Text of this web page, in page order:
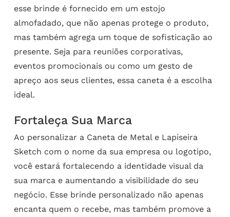
esse brinde é fornecido em um estojo
almofadado, que não apenas protege o produto,
mas também agrega um toque de sofisticação ao
presente. Seja para reuniões corporativas,
eventos promocionais ou como um gesto de
apreço aos seus clientes, essa caneta é a escolha
ideal.
Fortaleça Sua Marca
Ao personalizar a Caneta de Metal e Lapiseira
Sketch com o nome da sua empresa ou logotipo,
você estará fortalecendo a identidade visual da
sua marca e aumentando a visibilidade do seu
negócio. Esse brinde personalizado não apenas
encanta quem o recebe, mas também promove a